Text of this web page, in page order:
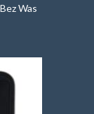
Was